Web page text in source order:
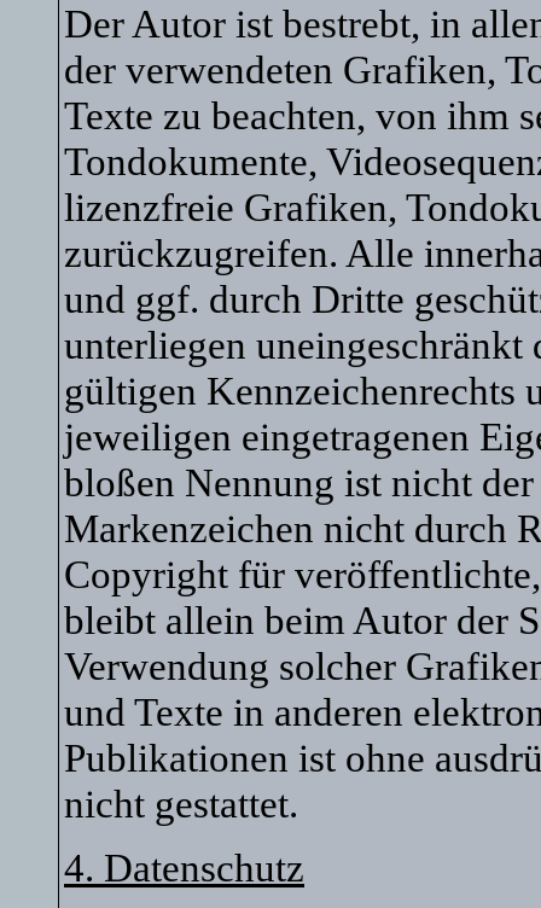
Der Autor ist bestrebt, in
der verwendeten Grafiken,
Texte zu beachten, von ihm
Tondokumente,
lizenzfreie Grafiken,
zurückzugreifen. Alle
und ggf. durch Dritte
unterliegen uneingeschränkt
gültigen Kennzeichenrechts
jeweiligen eingetragenen
bloßen Nennung ist nicht
Markenzeichen nicht durch
Copyright für
bleibt allein beim Autor der
Verwendung solcher
und Texte in anderen
Publikationen ist ohne
nicht gestattet.
4. Datenschutz